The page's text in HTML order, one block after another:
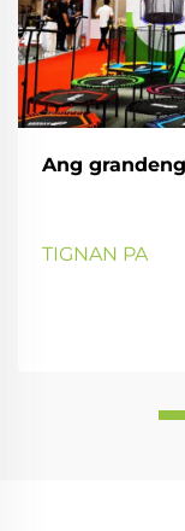
Ang
TIGNAN PA